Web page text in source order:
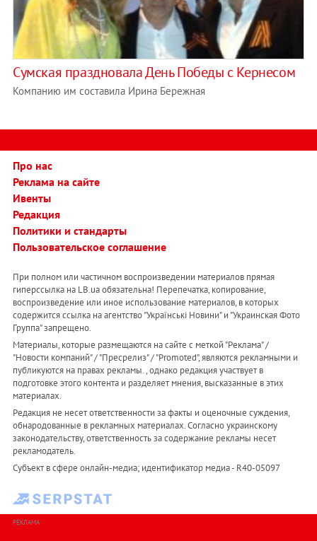
Сумская праздновала День Победы с Кернесом
Компанию им составила Ирина Бережная
Про нас
Реклама на сайте
Ивенты
Редакция
Политики и стандарты
Пользовательское соглашение
При полном или частичном воспроизведении материалов прямая
гиперссылка на LB.ua обязательна! Перепечатка, копирование,
воспроизведение или иное использование материалов, в которых
содержится ссылка на агентство "Українськi Новини" и "Украинская Фото
Группа" запрещено.
Материалы, которые размещаются на сайте с меткой "Реклама" /
"Новости компаний" / "Пресрелиз" / "Promoted", являются рекламными и
публикуются на правах рекламы. , однако редакция участвует в
подготовке этого контента и разделяет мнения, высказанные в этих
материалах.
Редакция не несет ответственности за факты и оценочные суждения,
обнародованные в рекламных материалах. Согласно украинскому
законодательству, ответственность за содержание рекламы несет
рекламодатель.
Субъект в сфере онлайн-медиа; идентификатор медиа - R40-05097
РЕКЛАМА